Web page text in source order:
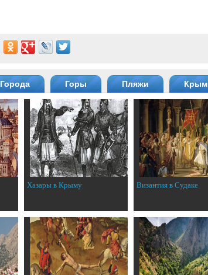
Города Горы Пляжи Крым
Хазары в Крыму Византия в Судаке